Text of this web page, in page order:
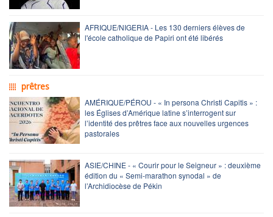
AFRIQUE/NIGERIA - Les 130 derniers élèves de
l'école catholique de Papiri ont été libérés
prêtres
AMÉRIQUE/PÉROU - « In persona Christi Capitis » :
les Églises d’Amérique latine s’interrogent sur
l’identité des prêtres face aux nouvelles urgences
pastorales
ASIE/CHINE - « Courir pour le Seigneur » : deuxième
édition du « Semi-marathon synodal » de
l’Archidiocèse de Pékin